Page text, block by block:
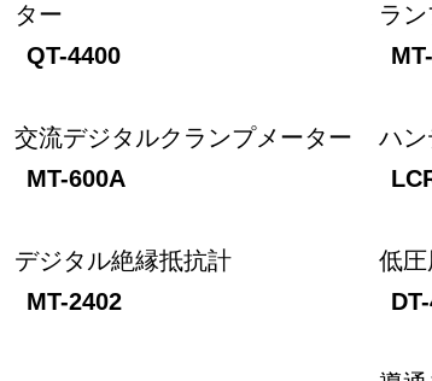
ター
QT-4400
交流デジタルクランプメーター
MT-600A
デジタル絶縁抵抗計
MT-2402
ラ
ハ
低